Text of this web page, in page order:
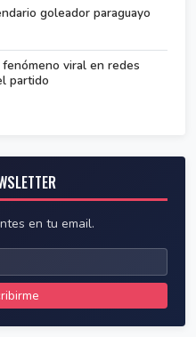
goleador paraguayo
viral en redes
partido
en tu email.